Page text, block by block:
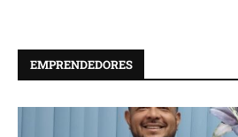
EMPRENDEDORES